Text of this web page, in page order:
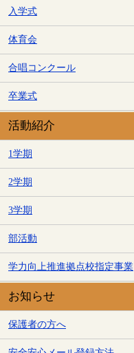
入学式
体育会
合唱コンクール
卒業式
活動紹介
1学期
2学期
3学期
部活動
学力向上推進拠点校指定事業
お知らせ
保護者の方へ